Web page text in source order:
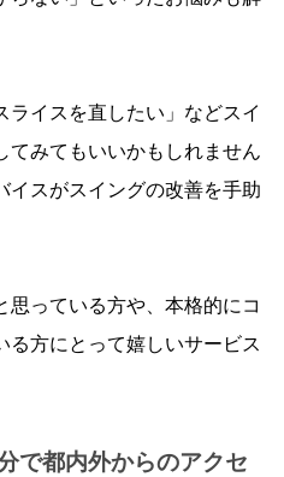
ライスを直したい」などスイ
てみてもいいかもしれません
イスがスイングの改善を手助
思っている方や、本格的にコ
る方にとって嬉しいサービス
で都内外からのアクセ